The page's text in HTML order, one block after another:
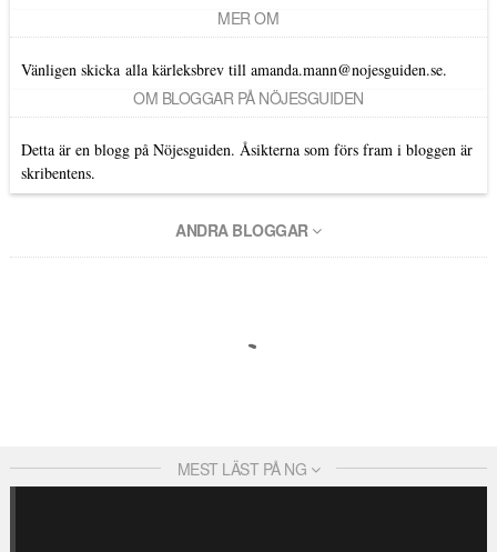
MER OM
Vänligen skicka alla kärleksbrev till amanda.mann@nojesguiden.se.
OM BLOGGAR PÅ NÖJESGUIDEN
Detta är en blogg på Nöjesguiden. Åsikterna som förs fram i bloggen är
skribentens.
ANDRA BLOGGAR
MEST LÄST PÅ NG